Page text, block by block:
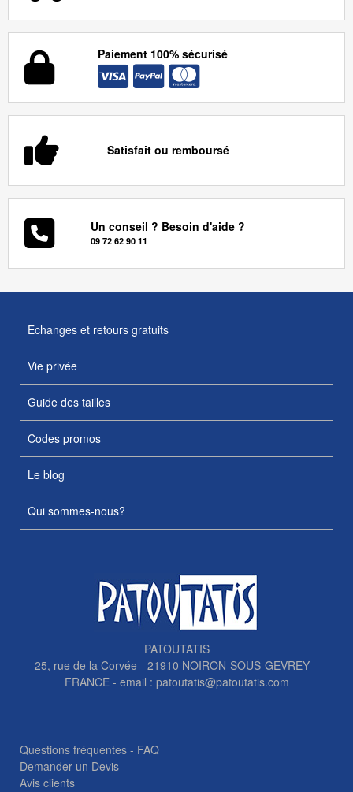
Paiement 100% sécurisé
Satisfait ou remboursé
Un conseil ? Besoin d'aide ?
09 72 62 90 11
Echanges et retours gratuits
Vie privée
Guide des tailles
Codes promos
Le blog
Qui sommes-nous?
PATOUTATIS
25, rue de la Corvée - 21910 NOIRON-SOUS-GEVREY
FRANCE - email : patoutatis@patoutatis.com
Questions fréquentes - FAQ
Demander un Devis
Avis clients